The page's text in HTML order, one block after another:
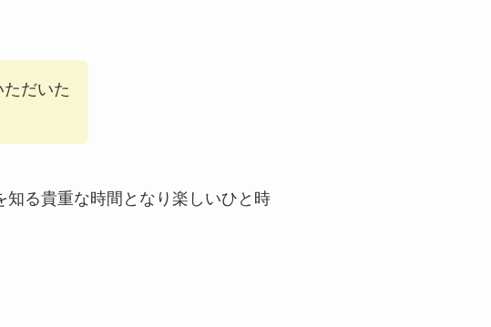
だいた
る貴重な時間となり楽しいひと時